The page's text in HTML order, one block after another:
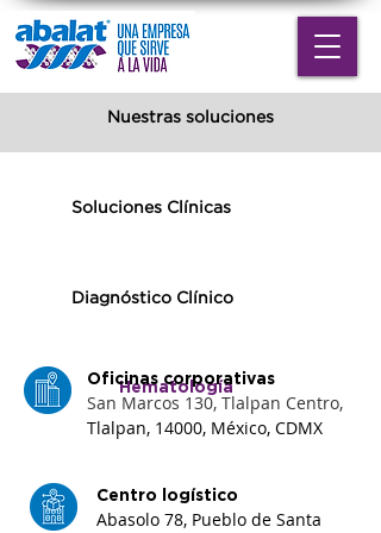
Nuestras soluciones
Soluciones Clínicas
Diagnóstico Clínico
Hematología
Oficinas corporativas
San Marcos 130, Tlalpan Centro,
Tlalpan, 14000, México, CDMX
Centro logístico
Abasolo 78, Pueblo de Santa